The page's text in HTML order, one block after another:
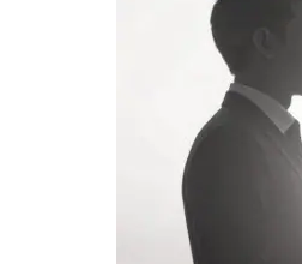
Google Search
ーチコンソール）
登録設定からSEO
への活用法まで徹底